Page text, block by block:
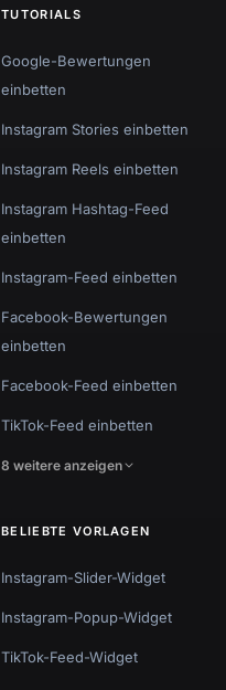
TUTORIALS
Google-Bewertungen
einbetten
Instagram Stories einbetten
Instagram Reels einbetten
Instagram Hashtag-Feed
einbetten
Instagram-Feed einbetten
Facebook-Bewertungen
einbetten
Facebook-Feed einbetten
TikTok-Feed einbetten
8 weitere anzeigen
BELIEBTE VORLAGEN
Instagram-Slider-Widget
Instagram-Popup-Widget
TikTok-Feed-Widget